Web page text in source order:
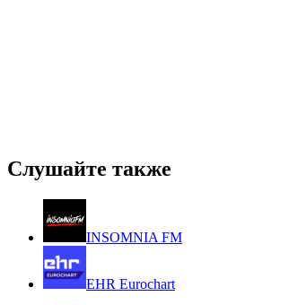
Слушайте также
INSOMNIA FM
EHR Eurochart